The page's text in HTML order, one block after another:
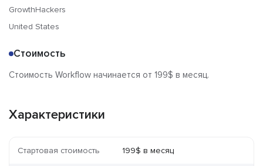
GrowthHackers
United States
Стоимость
Стоимость Workflow начинается от 199$ в месяц.
Характеристики
Стартовая стоимость 199$ в месяц